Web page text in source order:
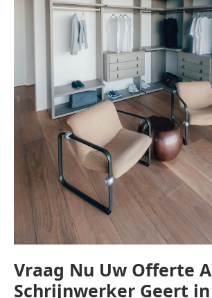
Vraag Nu Uw Offerte
Schrijnwerker Geert